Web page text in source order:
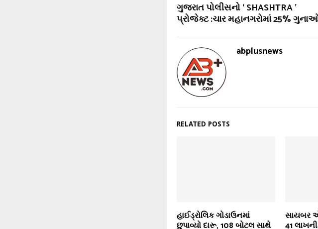
ગુજરાત પોલીસનો ‘ SHASHTRA ’
પ્રોજેક્ટ :ચાર મહાનગરોમાં 25%
abplusnews
RELATED POSTS
હાઈડ્રોલિક ગોડાઉનમાં
છુપાવ્યો દારૂ, 108 બોટલ સાથે
સાયબર
41